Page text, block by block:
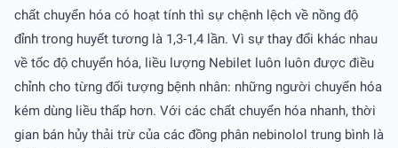
chất chuyển hóa có hoạt tính thì sự chệnh lệch về nồng độ
đỉnh trong huyết tương là 1,3-1,4 lần. Vì sự thay đổi khác nhau
về tốc độ chuyển hóa, liều lượng Nebilet luôn luôn được điều
chỉnh cho từng đối tượng bệnh nhân: những người chuyển hóa
kém dùng liều thấp hơn. Với các chất chuyển hóa nhanh, thời
gian bán hủy thải trừ của các đồng phân nebinolol trung bình là